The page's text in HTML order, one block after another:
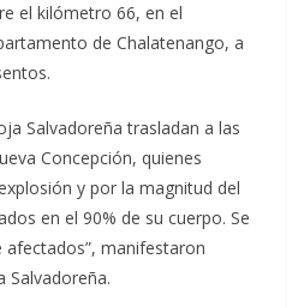
el kilómetro 66, en el
de Chalatenango, a
Salvadoreña trasladan a las
Concepción, quienes
y por la magnitud del
en el 90% de su cuerpo. Se
manifestaron
Salvadoreña.